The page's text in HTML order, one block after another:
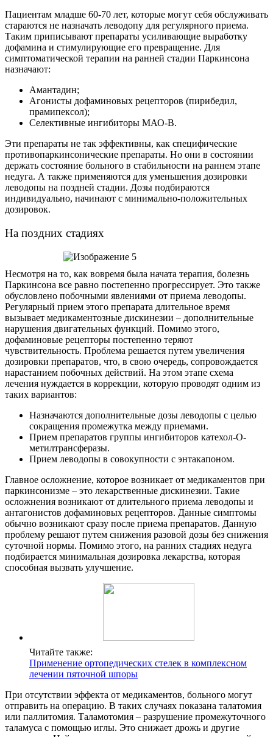
Пациентам младше 60-70 лет, которые могут себя обслуживать
стараются не назначать леводопу для регулярного приема.
Таким приписывают препараты усиливающие выработку
дофамина и стимулирующие его превращение. Для
симптоматической терапии на ранней стадии Паркинсона
назначают:
Амантадин;
Агонисты дофаминовых рецепторов (пирибедил,
прамипексол);
Селективные ингибиторы МАО-В.
Эти препараты не так эффективны, как специфические
противопаркинсонические препараты. Но они в состоянии
держать состояние больного в стабильности на раннем этапе
недуга. А также применяются для уменьшения дозировки
леводопы на поздней стадии. Дозы подбираются
индивидуально, начинают с минимально-положительных
дозировок.
На поздних стадиях
Несмотря на то, как вовремя была начата терапия, болезнь
Паркинсона все равно постепенно прогрессирует. Это также
обусловлено побочными явлениями от приема леводопы.
Регулярный прием этого препарата длительное время
вызывает медикаментозные дискинезии – дополнительные
нарушения двигательных функций. Помимо этого,
дофаминовые рецепторы постепенно теряют
чувствительность. Проблема решается путем увеличения
дозировки препаратов, что, в свою очередь, сопровождается
нарастанием побочных действий. На этом этапе схема
лечения нуждается в коррекции, которую проводят одним из
таких вариантов:
Назначаются дополнительные дозы леводопы с целью
сокращения промежутка между приемами.
Прием препаратов группы ингибиторов катехол-О-
метилтрансферазы.
Прием леводопы в совокупности с энтакапоном.
Главное осложнение, которое возникает от медикаментов при
паркинсонизме – это лекарственные дискинезии. Такие
осложнения возникают от длительного приема леводопы и
антагонистов дофаминовых рецепторов. Данные симптомы
обычно возникают сразу после приема препаратов. Данную
проблему решают путем снижения разовой дозы без снижения
суточной нормы. Помимо этого, на ранних стадиях недуга
подбирается минимальная дозировка лекарства, которая
способная вызвать улучшение.
Читайте также:
Применение ортопедических стелек в комплексном
лечении пяточной шпоры
При отсутствии эффекта от медикаментов, больного могут
отправить на операцию. В таких случаях показана талатомия
или паллитомия. Таламотомия – разрушение промежуточного
таламуса с помощью иглы. Это снижает дрожь и другие